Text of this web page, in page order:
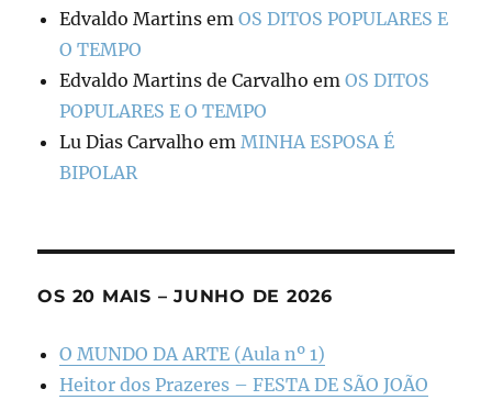
Edvaldo Martins emOS DITOS POPULARES E
O TEMPO
Edvaldo Martins de Carvalho emOS DITOS
POPULARES E O TEMPO
Lu Dias Carvalho em MINHA ESPOSA É
BIPOLAR
OS 20 MAIS – JUNHO DE 2026
O MUNDO DA ARTE (Aula nº 1)
Heitor dos Prazeres – FESTA DE SÃO JOÃO